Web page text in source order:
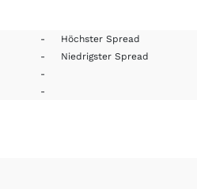
- Höchster Spread
- Niedrigster Spread
-
-